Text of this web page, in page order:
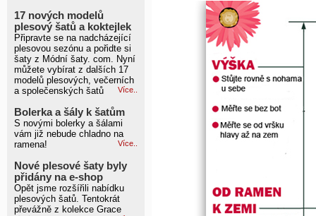
17 nových modelů
plesový šatů a koktejlek
Připravte se na nadcházející
plesovou sezónu a pořidte si
šaty z Módní šaty. com. Nyní
můžete vybírat z dalších 17
modelů plesových, večerních
a společenských šatů
Více..
Bolerka a šály k šatům
S novými bolerky a šálami
vám již nebude chladno na
ramena!
Více..
Nové plesové šaty byly
přidány na e-shop
Opět jsme rozšířili nabídku
plesových šatů. Tentokrát
převážně z kolekce Grace